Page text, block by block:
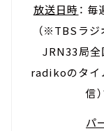
放送日時 ：
（
radikoのタイ
信
パ